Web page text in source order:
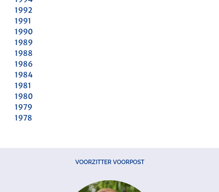
1992
1991
1990
1989
1988
1986
1984
1981
1980
1979
1978
VOORZITTER VOORPOST